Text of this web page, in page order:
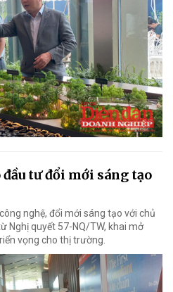
tư đổi mới sáng tạo
nghệ, đổi mới sáng tạo với chủ
Nghị quyết 57-NQ/TW, khai mở
vọng cho thị trường.